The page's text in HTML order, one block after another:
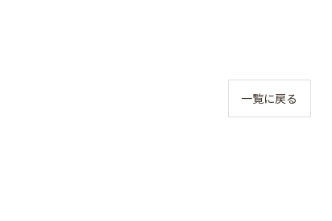
一覧に戻る